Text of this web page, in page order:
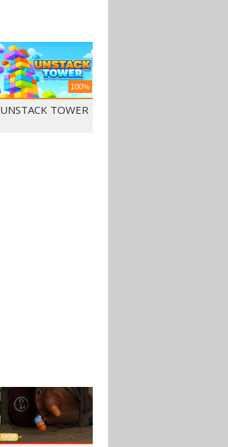
100%
UNSTACK TOWER